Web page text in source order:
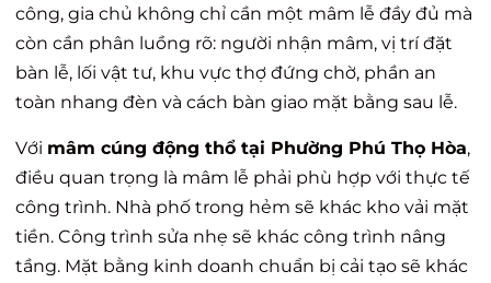
công, gia chủ không chỉ cần một mâm lễ đầy đủ mà
còn cần phân luồng rõ: người nhận mâm, vị trí đặt
bàn lễ, lối vật tư, khu vực thợ đứng chờ, phần an
toàn nhang đèn và cách bàn giao mặt bằng sau lễ.
Với mâm cúng động thổ tại Phường Phú Thọ Hòa,
điều quan trọng là mâm lễ phải phù hợp với thực tế
công trình. Nhà phố trong hẻm sẽ khác kho vải mặt
tiền. Công trình sửa nhẹ sẽ khác công trình nâng
tầng. Mặt bằng kinh doanh chuẩn bị cải tạo sẽ khác